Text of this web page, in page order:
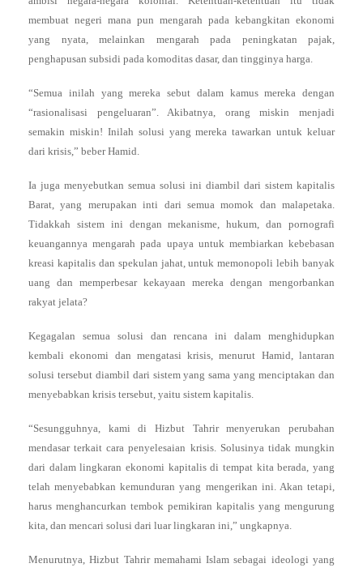
membuat negeri mana pun mengarah pada kebangkitan ekonomi
yang nyata, melainkan mengarah pada peningkatan pajak,
penghapusan subsidi pada komoditas dasar, dan tingginya harga.
“Semua inilah yang mereka sebut dalam kamus mereka dengan
“rasionalisasi pengeluaran”. Akibatnya, orang miskin menjadi
semakin miskin! Inilah solusi yang mereka tawarkan untuk keluar
dari krisis,” beber Hamid.
Ia juga menyebutkan semua solusi ini diambil dari sistem kapitalis
Barat, yang merupakan inti dari semua momok dan malapetaka.
Tidakkah sistem ini dengan mekanisme, hukum, dan pornografi
keuangannya mengarah pada upaya untuk membiarkan kebebasan
kreasi kapitalis dan spekulan jahat, untuk memonopoli lebih banyak
uang dan memperbesar kekayaan mereka dengan mengorbankan
rakyat jelata?
Kegagalan semua solusi dan rencana ini dalam menghidupkan
kembali ekonomi dan mengatasi krisis, menurut Hamid, lantaran
solusi tersebut diambil dari sistem yang sama yang menciptakan dan
menyebabkan krisis tersebut, yaitu sistem kapitalis.
“Sesungguhnya, kami di Hizbut Tahrir menyerukan perubahan
mendasar terkait cara penyelesaian krisis. Solusinya tidak mungkin
dari dalam lingkaran ekonomi kapitalis di tempat kita berada, yang
telah menyebabkan kemunduran yang mengerikan ini. Akan tetapi,
harus menghancurkan tembok pemikiran kapitalis yang mengurung
kita, dan mencari solusi dari luar lingkaran ini,” ungkapnya.
Menurutnya, Hizbut Tahrir memahami Islam sebagai ideologi yang